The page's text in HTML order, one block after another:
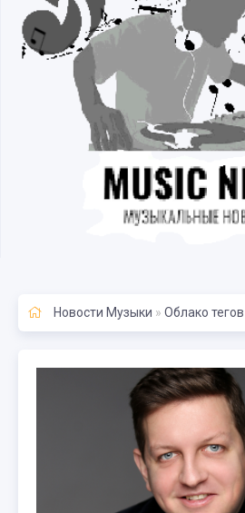
Новости Музыки » Облако тегов